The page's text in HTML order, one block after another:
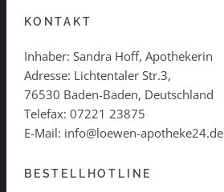
KONTAKT
Inhaber: Sandra Hoff, Apothekerin
Adresse: Lichtentaler Str.3,
76530 Baden-Baden, Deutschland
Telefax: 07221 23875
E-Mail: info@loewen-apotheke24.de
BESTELLHOTLINE